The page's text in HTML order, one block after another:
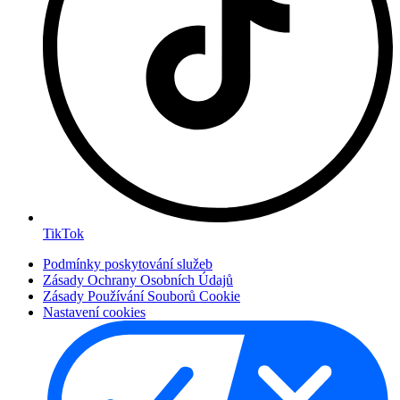
TikTok
Podmínky poskytování služeb
Zásady Ochrany Osobních Údajů
Zásady Používání Souborů Cookie
Nastavení cookies